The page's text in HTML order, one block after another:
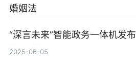
婚姻法
“深言未来”智能政务一体机发布
2025-06-05